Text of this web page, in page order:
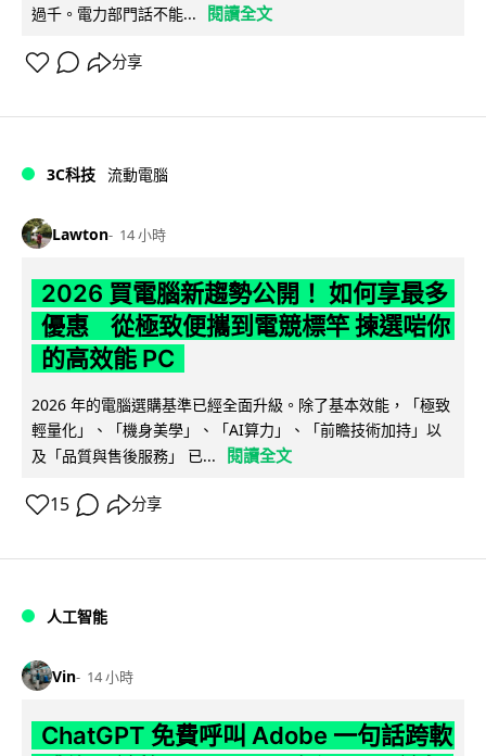
過千。電力部門話不能...
閱讀全文
分享
3C科技 流動電腦
Lawton 14 小時
2026 買電腦新趨勢公開！ 如何享最多
優惠 從極致便攜到電競標竿 揀選啱你
的高效能 PC
2026 年的電腦選購基準已經全面升級。除了基本效能，「極致
輕量化」、「機身美學」、「AI算力」、「前瞻技術加持」以
及「品質與售後服務」 已...
閱讀全文
15 分享
人工智能
Vin 14 小時
ChatGPT 免費呼叫 Adobe 一句話跨軟